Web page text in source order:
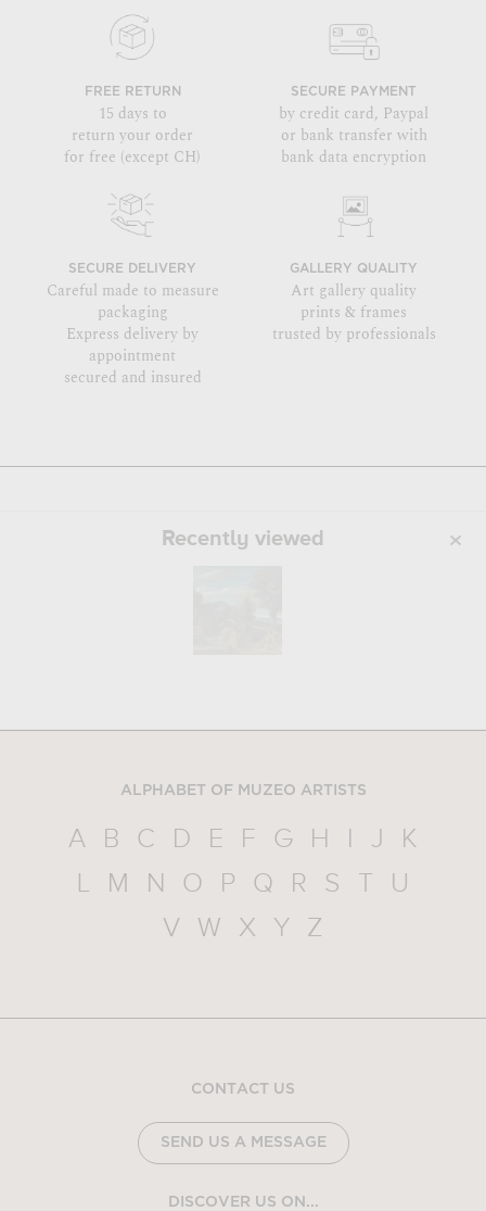
FREE RETURN
15 days to
return your order
for free (except CH)
SECURE PAYMENT
by credit card, Paypal
or bank transfer with
bank data encryption
SECURE DELIVERY
Careful made to measure
packaging
Express delivery by
appointment
secured and insured
GALLERY QUALITY
Art gallery quality
prints & frames
trusted by professionals
Recently viewed
ALPHABET OF MUZEO ARTISTS
A B C D E F G H I J
K
L
M N O P Q R S T
U
V
W X Y Z
CONTACT US
SEND US A MESSAGE
DISCOVER US ON...